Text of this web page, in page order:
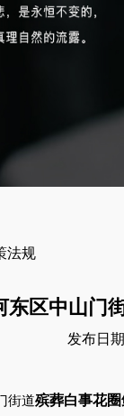
法规
东区中山门
发布日
街道殡葬白事花